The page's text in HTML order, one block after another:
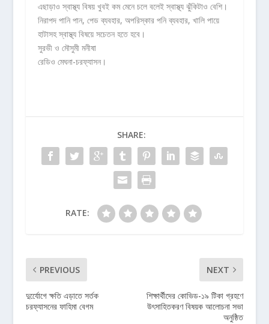
এছাড়াও স্বাস্থ্য বিষয় খুবই কম মেনে চলে বলেই স্বাস্থ্য ঝুঁকিটাও বেশি।
নিরাপদ পানি পান, পেড ব্যবহার, অপরিস্কার পনি ব্যবহার, খালি পায়ে
হাটাসহ স্বাস্থ্য বিষয়ে সচেতন হতে হবে।
সুরভী ও মৌসুমী মনীষা
রেডিও মেঘনা-চরফ্যাসন।
SHARE:
RATE:
PREVIOUS
দুর্যেোগে ক্ষতি এড়াতে সর্তক
চরফ্যাসনের ফাহিমা বেগম
NEXT
শিক্ষার্থীদের কোভিড-১৯ টিকা গ্রহণে
উৎসাহিতকরণ বিষয়ক আলোচনা সভা
অনুষ্ঠিত